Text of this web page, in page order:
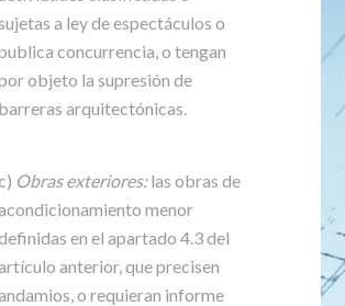
a ley de espectáculos o
concurrencia, o tengan
objeto la supresión de
barreras arquitectónicas.
Obras exteriores:las obras de
menor
en el apartado 4.3 del
anterior, que precisen
o requieran informe